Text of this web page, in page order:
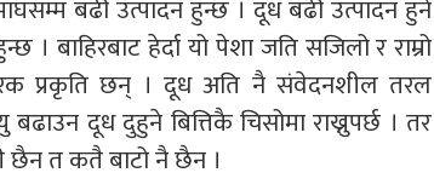
बढी उत्पादन हुन्छ । दूध बढी उत्पादन हुने
हेर्दा यो पेशा जति सजिलो र राम्रो
प्रकृति छन् । दूध अति नै संवेदनशील तरल
दूध दुहुने बित्तिकै चिसोमा राख्नुपर्छ । तर
छैन त कतै बाटो नै छैन ।